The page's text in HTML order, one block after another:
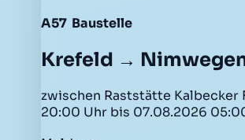
A57 Baustelle
Krefeld →
zwischen Raststätte
20:00 Uhr bis 07.08.2026